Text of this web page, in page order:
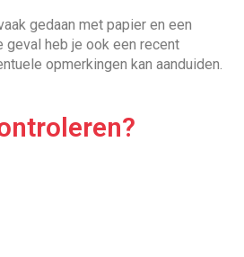
gedaan met papier en een
heb je ook een recent
opmerkingen kan aanduiden.